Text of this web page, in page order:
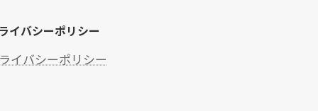
イバシーポリシー
イバシーポリシー